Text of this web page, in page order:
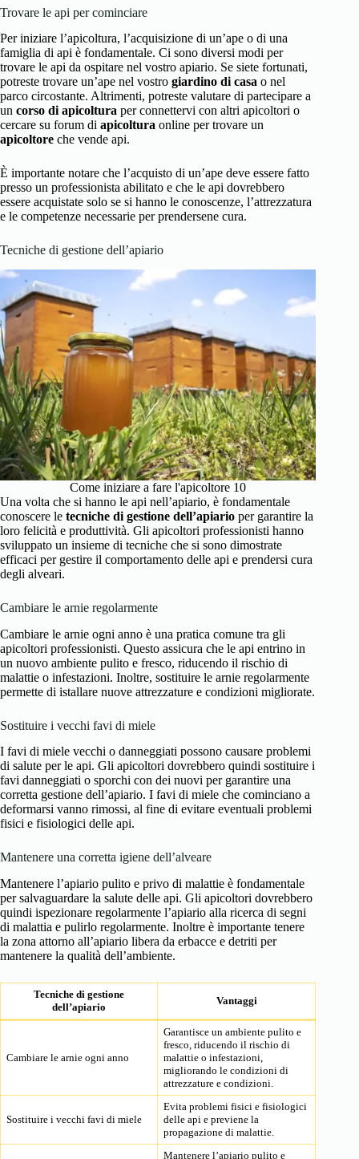
Trovare le api per cominciare
Per iniziare l’apicoltura, l’acquisizione di un’ape o di una
famiglia di api è fondamentale. Ci sono diversi modi per
trovare le api da ospitare nel vostro apiario. Se siete fortunati,
potreste trovare un’ape nel vostro giardino di casa o nel
parco circostante. Altrimenti, potreste valutare di partecipare a
un corso di apicoltura per connettervi con altri apicoltori o
cercare su forum di apicoltura online per trovare un
apicoltore che vende api.
È importante notare che l’acquisto di un’ape deve essere fatto
presso un professionista abilitato e che le api dovrebbero
essere acquistate solo se si hanno le conoscenze, l’attrezzatura
e le competenze necessarie per prendersene cura.
Tecniche di gestione dell’apiario
Come iniziare a fare l'apicoltore 10
Una volta che si hanno le api nell’apiario, è fondamentale
conoscere le tecniche di gestione dell’apiario per garantire la
loro felicità e produttività. Gli apicoltori professionisti hanno
sviluppato un insieme di tecniche che si sono dimostrate
efficaci per gestire il comportamento delle api e prendersi cura
degli alveari.
Cambiare le arnie regolarmente
Cambiare le arnie ogni anno è una pratica comune tra gli
apicoltori professionisti. Questo assicura che le api entrino in
un nuovo ambiente pulito e fresco, riducendo il rischio di
malattie o infestazioni. Inoltre, sostituire le arnie regolarmente
permette di istallare nuove attrezzature e condizioni migliorate.
Sostituire i vecchi favi di miele
I favi di miele vecchi o danneggiati possono causare problemi
di salute per le api. Gli apicoltori dovrebbero quindi sostituire i
favi danneggiati o sporchi con dei nuovi per garantire una
corretta gestione dell’apiario. I favi di miele che cominciano a
deformarsi vanno rimossi, al fine di evitare eventuali problemi
fisici e fisiologici delle api.
Mantenere una corretta igiene dell’alveare
Mantenere l’apiario pulito e privo di malattie è fondamentale
per salvaguardare la salute delle api. Gli apicoltori dovrebbero
quindi ispezionare regolarmente l’apiario alla ricerca di segni
di malattia e pulirlo regolarmente. Inoltre è importante tenere
la zona attorno all’apiario libera da erbacce e detriti per
mantenere la qualità dell’ambiente.
Tecniche di gestione
dell’apiario
Vantaggi
Cambiare le arnie ogni anno
Garantisce un ambiente pulito e
fresco, riducendo il rischio di
malattie o infestazioni,
migliorando le condizioni di
attrezzature e condizioni.
Sostituire i vecchi favi di miele
Evita problemi fisici e fisiologici
delle api e previene la
propagazione di malattie.
Mantenere l’apiario pulito e